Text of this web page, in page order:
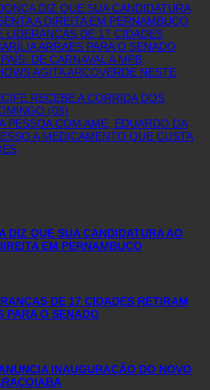
DIZ QUE SUA CANDIDATURA
A DIREITA EM PERNAMBUCO
LIDERANÇAS DE 17 CIDADES
ARRAES PARA O SENADO
DE CARNAVAL A MPB,
AGITA ARCOVERDE NESTE
RECEBE A CORRIDA DOS
(08)
PESSOA COM AME, EDUARDO DA
A MEDICAMENTO QUE CUSTA
DIZ QUE SUA CANDIDATURA AO
EM PERNAMBUCO
DE 17 CIDADES RETIRAM
PARA O SENADO
INAUGURAÇÃO DO NOVO